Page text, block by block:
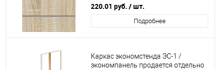
220.01 руб. / шт.
Подробнее
Каркас экономстенда ЭС-1 /
экономпанель продается отдельно